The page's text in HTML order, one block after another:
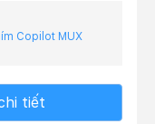
Copilot MUX
tiết